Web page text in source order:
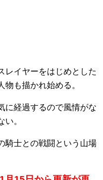
レイヤーをはじめとした
も描かれ始める。
に経過するので風情がな
。
騎士との戦闘という山場